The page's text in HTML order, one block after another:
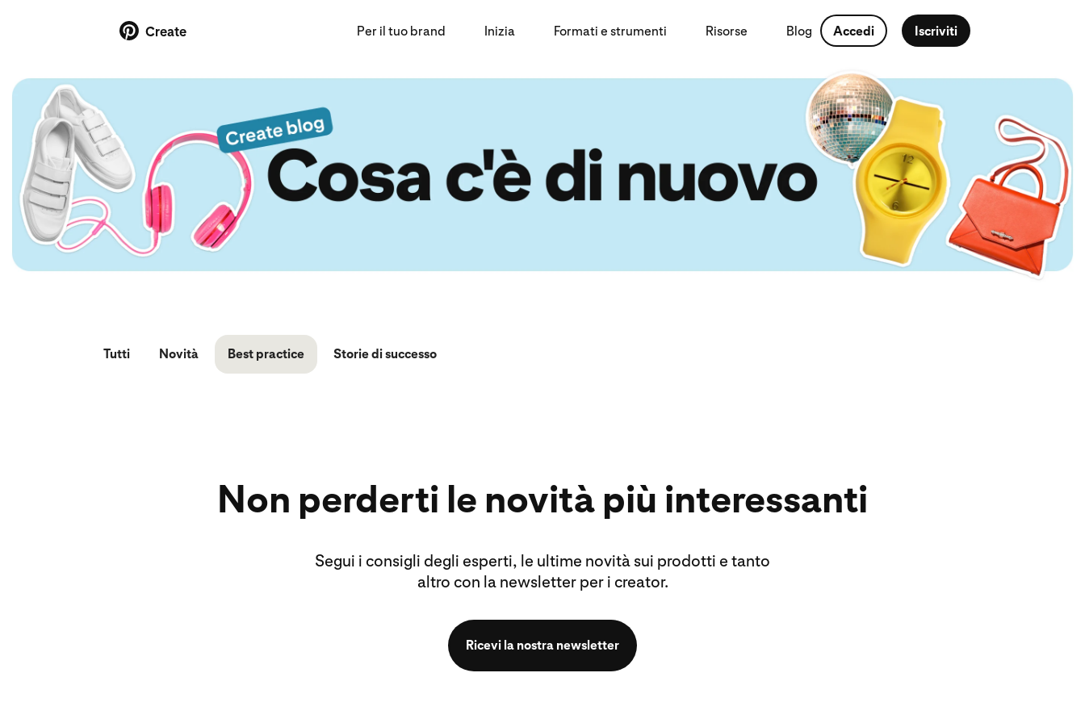
Create Per il tuo brand Inizia Formati e strumenti Risorse Blog Accedi Iscriviti
Tutti Novità Best practice Storie di successo
Non perderti le novità più interessanti
Segui i consigli degli esperti, le ultime novità sui prodotti e tanto
altro con la newsletter per i creator.
Ricevi la nostra newsletter